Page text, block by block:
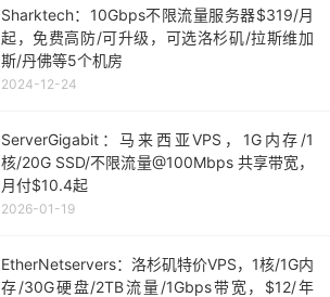
Sharktech：10Gbps不限流量服务器$319/月
起，免费高防/可升级，可选洛杉矶/拉斯维加
斯/丹佛等5个机房
2024-12-24
ServerGigabit：马来西亚VPS，1G内存/1
核/20G SSD/不限流量@100Mbps 共享带宽，
月付$10.4起
2026-01-19
EtherNetservers：洛杉矶特价VPS，1核/1G内
存/30G硬盘/2TB流量/1Gbps带宽，$12/年